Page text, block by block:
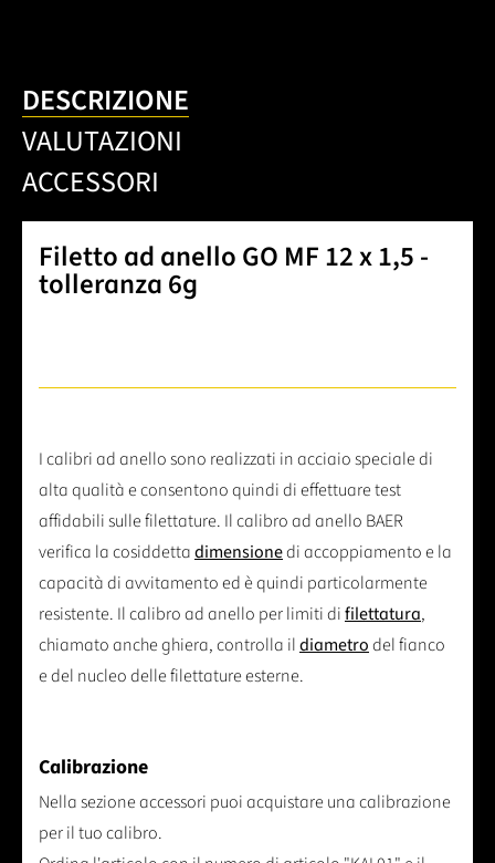
DESCRIZIONE
VALUTAZIONI
ACCESSORI
Filetto ad anello GO MF 12 x 1,5 -
tolleranza 6g
I calibri ad anello sono realizzati in acciaio speciale di
alta qualità e consentono quindi di effettuare test
affidabili sulle filettature. Il calibro ad anello BAER
verifica la cosiddettadimensionedi accoppiamento e la
capacità di avvitamento ed è quindi particolarmente
resistente. Il calibro ad anello per limiti difilettatura,
chiamato anche ghiera, controlla ildiametrodel fianco
e del nucleo delle filettature esterne.
Calibrazione
Nella sezione accessori puoi acquistare una calibrazione
per il tuo calibro.